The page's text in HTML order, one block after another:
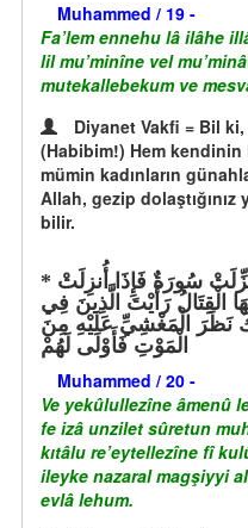
Muhammed / 19 -
Fa’lem ennehu lâ ilâhe
lil mu’minîne vel
mutekallebekum ve
Diyanet Vakfi = Bil
(Habibim!) Hem
mümin kadınların
Allah, gezip dolaştığınız
bilir.
الْقِتَالُ رَأَيْتَ الَّذِينَ فِي
نَظَرَ الْمَغْشِيِّ عَلَيْهِ مِنَ
الْمَوْتِ فَأَوْلَى لَهُمْ
Muhammed / 20 -
Ve yekûlullezîne âmenû
fe izâ unzilet sûretun
kıtâlu re’eytellezîne fî
ileyke nazaral magşiyyi
evlâ lehum.